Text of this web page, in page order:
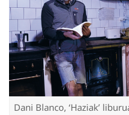
Dani Blanco, ‘Haziak’